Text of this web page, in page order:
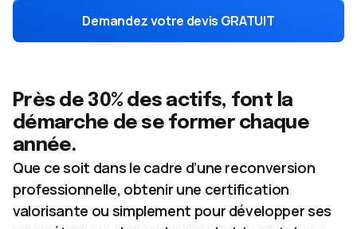
Demandez votre devis GRATUIT
Près de 30% des actifs, font la
démarche de se former chaque
année.
Que ce soit dans le cadre d’une reconversion
professionnelle, obtenir une certification
valorisante ou simplement pour développer ses